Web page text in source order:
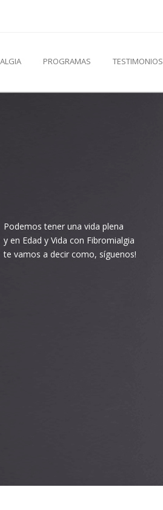
PROGRAMAS TESTIMONIOS
Podemos tener una vida plena
y en Edad y Vida con Fibromialgia
te vamos a decir como, síguenos!